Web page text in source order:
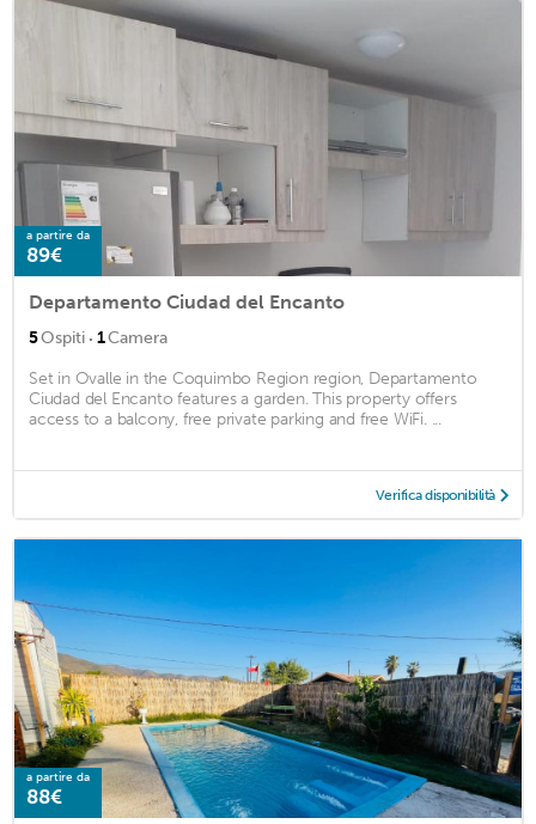
a partire da
89€
Departamento Ciudad del Encanto
5Ospiti · 1Camera
Set in Ovalle in the Coquimbo Region region, Departamento
Ciudad del Encanto features a garden. This property offers
access to a balcony, free private parking and free WiFi. ...
Verifica disponibilità
a partire da
88€